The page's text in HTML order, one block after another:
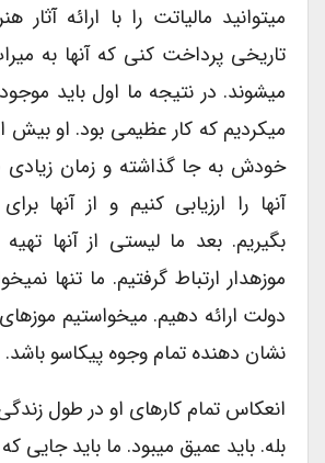
میتوانید مالیاتت را با ارائه آثار
تاریخی پرداخت کنی که آنها به
میشوند. در نتیجه ما اول باید
میکردیم که کار عظیمی بود. او بیش از
خودش به جا گذاشته و زمان زیادی
آنها را ارزیابی کنیم و از آنها
بگیریم. بعد ما لیستی از آنها تهیه
موزهدار ارتباط گرفتیم. ما تنها
دولت ارائه دهیم. میخواستیم موزهای
نشان دهنده تمام وجوه پیکاسو باشد.
انعکاس تمام کارهای او در طول زندگی
بله. باید عمیق میبود. ما باید جایی